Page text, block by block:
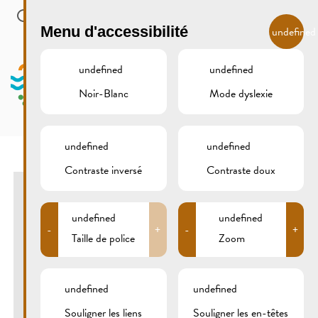
Skip to main content
MENU
MARCHÉ DE NOËL POUR
ARTISANS
CENTRE VISIT REMICH
Avec : Alice Greischer, Bärchis,De
Beiefritz,Handmade by Syreni,
Jane Barclay Ceramics
Menu d'accessibilité undefined
undefined
Noir-Blanc
undefined
Mode dyslexie
undefined
Contraste inversé
undefined
Contraste doux
-
undefined
Taille de police
+ -
undefined
Zoom
+
undefined
Souligner les liens
undefined
Souligner les en-têtes